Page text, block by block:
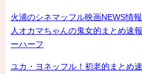
火浦のシネマッフル映画NEWS情
人オカマちゃんの鬼女的まとめ速
ーハーフ
ユカ・ヨネッフル！初老的まとめ